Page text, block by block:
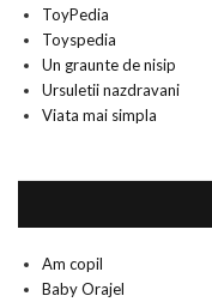
ToyPedia
Toyspedia
Un graunte de nisip
Ursuletii nazdravani
Viata mai simpla
Am copil
Baby Orajel